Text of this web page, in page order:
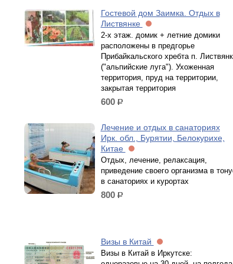
Гостевой дом Заимка. Отдых в
Листвянке
2-х этаж. домик + летние домики
расположены в предгорье
Прибайкальского хребта п.
("альпийские луга"). Ухоженная
территория, пруд на территории,
закрытая территория
600 р.
Лечение и отдых в санаториях
Ирк. обл., Бурятии, Белокурихе,
Китае
Отдых, лечение, релаксация,
приведение своего организма в
в санаториях и курортах
800 р.
Визы в Китай
Визы в Китай в Иркутске: